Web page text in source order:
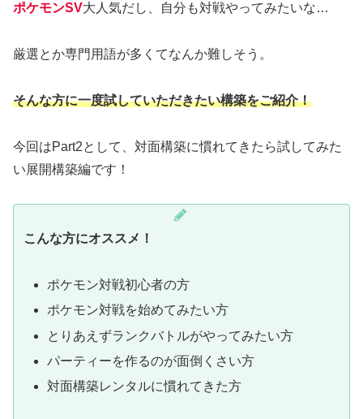
ポケモンSV大人気だし、自分も対戦やってみたいな…
厳選とか専門用語が多くてなんか難しそう。
そんな方に一度試していただきたい構築をご紹介！
今回はPart2として、対面構築に慣れてきたら試してみた
い展開構築編です！
こんな方にオススメ！
ポケモン対戦初心者の方
ポケモン対戦を始めてみたい方
とりあえずランクバトルがやってみたい方
パーティーを作るのが面倒くさい方
対面構築レンタルに慣れてきた方